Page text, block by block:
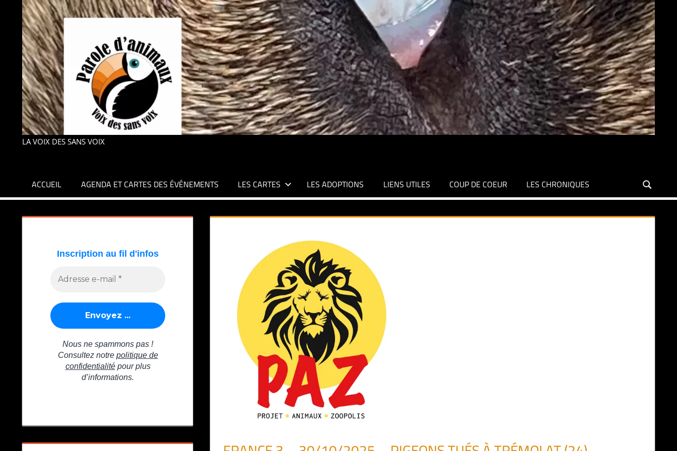
LA VOIX DES SANS VOIX
ACCUEIL AGENDA ET CARTES DES ÉVÉNEMENTS LES CARTES LES ADOPTIONS LIENS UTILES COUP DE COEUR LES CHRONIQUES